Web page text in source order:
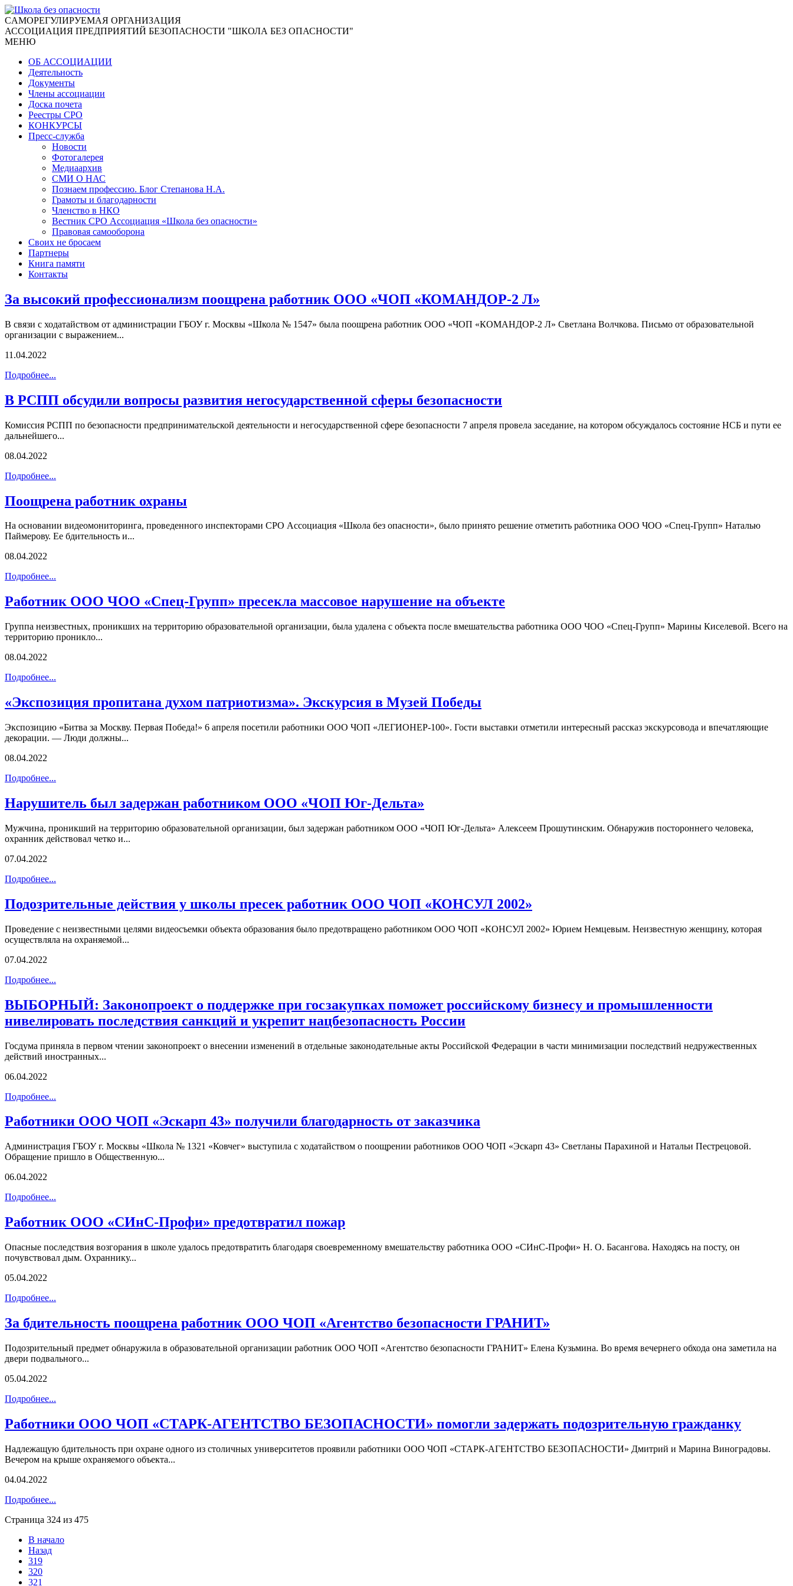
CАМОРЕГУЛИРУЕМАЯ ОРГАНИЗАЦИЯ
АССОЦИАЦИЯ ПРЕДПРИЯТИЙ БЕЗОПАСНОСТИ "ШКОЛА БЕЗ ОПАСНОСТИ"
МЕНЮ
ОБ АССОЦИАЦИИ
Деятельность
Документы
Члены ассоциации
Доска почета
Реестры СРО
КОНКУРСЫ
Пресс-служба
Новости
Фотогалерея
Медиаархив
СМИ О НАС
Познаем профессию. Блог Степанова Н.А.
Грамоты и благодарности
Членство в НКО
Вестник СРО Ассоциация «Школа без опасности»
Правовая самооборона
Своих не бросаем
Партнеры
Книга памяти
Контакты
За высокий профессионализм поощрена работник ООО «ЧОП «КОМАНДОР-2 Л»
В связи с ходатайством от администрации ГБОУ г. Москвы «Школа № 1547» была поощрена работник ООО «ЧОП «КОМАНДОР-2 Л» Светлана Волчкова. Письмо от образовательной
организации с выражением...
11.04.2022
Подробнее...
В РСПП обсудили вопросы развития негосударственной сферы безопасности
Комиссия РСПП по безопасности предпринимательской деятельности и негосударственной сфере безопасности 7 апреля провела заседание, на котором обсуждалось состояние НСБ и пути ее
дальнейшего...
08.04.2022
Подробнее...
Поощрена работник охраны
На основании видеомониторинга, проведенного инспекторами СРО Ассоциация «Школа без опасности», было принято решение отметить работника ООО ЧОО «Спец-Групп» Наталью
Паймерову. Ее бдительность и...
08.04.2022
Подробнее...
Работник ООО ЧОО «Спец-Групп» пресекла массовое нарушение на объекте
Группа неизвестных, проникших на территорию образовательной организации, была удалена с объекта после вмешательства работника ООО ЧОО «Спец-Групп» Марины Киселевой. Всего на
территорию проникло...
08.04.2022
Подробнее...
«Экспозиция пропитана духом патриотизма». Экскурсия в Музей Победы
Экспозицию «Битва за Москву. Первая Победа!» 6 апреля посетили работники ООО ЧОП «ЛЕГИОНЕР-100». Гости выставки отметили интересный рассказ экскурсовода и впечатляющие
декорации. — Люди должны...
08.04.2022
Подробнее...
Нарушитель был задержан работником ООО «ЧОП Юг-Дельта»
Мужчина, проникший на территорию образовательной организации, был задержан работником ООО «ЧОП Юг-Дельта» Алексеем Прошутинским. Обнаружив постороннего человека,
охранник действовал четко и...
07.04.2022
Подробнее...
Подозрительные действия у школы пресек работник ООО ЧОП «КОНСУЛ 2002»
Проведение с неизвестными целями видеосъемки объекта образования было предотвращено работником ООО ЧОП «КОНСУЛ 2002» Юрием Немцевым. Неизвестную женщину, которая
осуществляла на охраняемой...
07.04.2022
Подробнее...
ВЫБОРНЫЙ: Законопроект о поддержке при госзакупках поможет российскому бизнесу и промышленности
нивелировать последствия санкций и укрепит нацбезопасность России
Госдума приняла в первом чтении законопроект о внесении изменений в отдельные законодательные акты Российской Федерации в части минимизации последствий недружественных
действий иностранных...
06.04.2022
Подробнее...
Работники ООО ЧОП «Эскарп 43» получили благодарность от заказчика
Администрация ГБОУ г. Москвы «Школа № 1321 «Ковчег» выступила с ходатайством о поощрении работников ООО ЧОП «Эскарп 43» Светланы Парахиной и Натальи Пестрецовой.
Обращение пришло в Общественную...
06.04.2022
Подробнее...
Работник ООО «СИнС-Профи» предотвратил пожар
Опасные последствия возгорания в школе удалось предотвратить благодаря своевременному вмешательству работника ООО «СИнС-Профи» Н. О. Басангова. Находясь на посту, он
почувствовал дым. Охраннику...
05.04.2022
Подробнее...
За бдительность поощрена работник ООО ЧОП «Агентство безопасности ГРАНИТ»
Подозрительный предмет обнаружила в образовательной организации работник ООО ЧОП «Агентство безопасности ГРАНИТ» Елена Кузьмина. Во время вечернего обхода она заметила на
двери подвального...
05.04.2022
Подробнее...
Работники ООО ЧОП «СТАРК-АГЕНТСТВО БЕЗОПАСНОСТИ» помогли задержать подозрительную гражданку
Надлежащую бдительность при охране одного из столичных университетов проявили работники ООО ЧОП «СТАРК-АГЕНТСТВО БЕЗОПАСНОСТИ» Дмитрий и Марина Виноградовы.
Вечером на крыше охраняемого объекта...
04.04.2022
Подробнее...
Страница 324 из 475
В начало
Назад
319
320
321